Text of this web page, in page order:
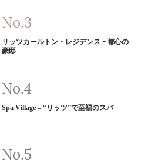
リッツカールトン・レジデンス ｰ 都心の
豪邸
Spa Village – “リッツ”で至福のスパ